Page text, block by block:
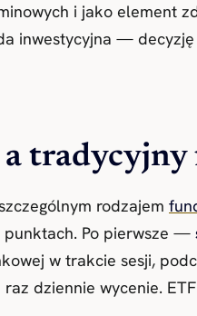
i jako element
inwestycyjna — decyzję
a
rodzajem
punktach. Po pierwsze —
w trakcie sesji,
raz dziennie wycenie.